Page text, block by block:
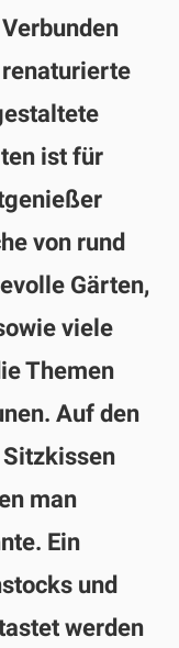
ist für
von rund
Gärten,
viele
Themen
Auf den
man
Ein
und
werden